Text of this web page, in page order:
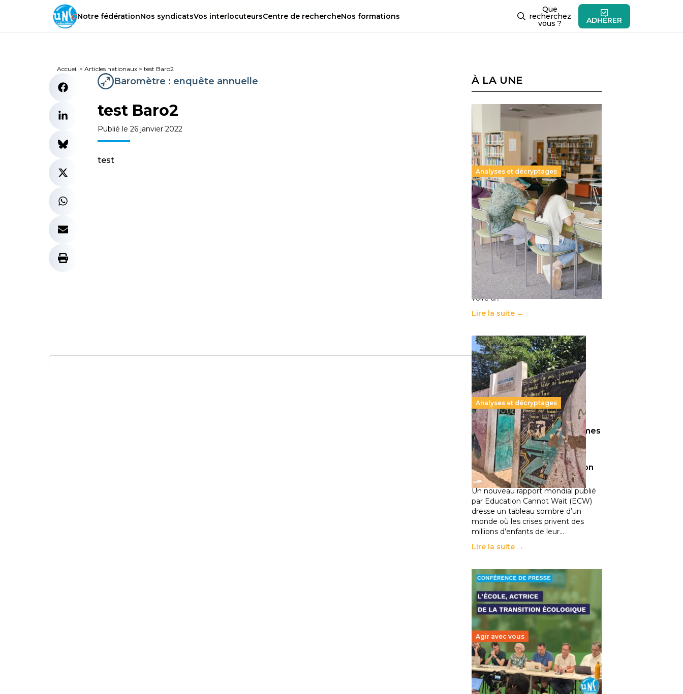
Notre fédérationNos syndicatsVos interlocuteursCentre de rechercheNos formations
Que
recherchez
vous ? ADHÉRER
Accueil > Articles nationaux > test Baro2
Baromètre : enquête annuelle
test Baro2
Publié le 26 janvier 2022
test
À LA UNE
Analyses et décryptages
Supérieur privé : une dérive
qui met à mal la promesse
républicaine
11 juillet 2026- National
Le projet de loi sur la régulation de
l’enseignement supérieur privé met
en lumière l’amplification d’un
système qui relègue l’acte
pédagogique au superfétatoire,
voire à…
Lire la suite →
Analyses et décryptages
258 millions d’enfants victimes
de la guerre, des chocs
climatiques et des
déplacements de population
11 juillet 2026 -National
Un nouveau rapport mondial publié
par Education Cannot Wait (ECW)
dresse un tableau sombre d’un
monde où les crises privent des
millions d’enfants de leur…
Lire la suite →
Agir avec vous
Transition écologique de
l’éducation : l’UNSA Éducation
fait bouger les lignes